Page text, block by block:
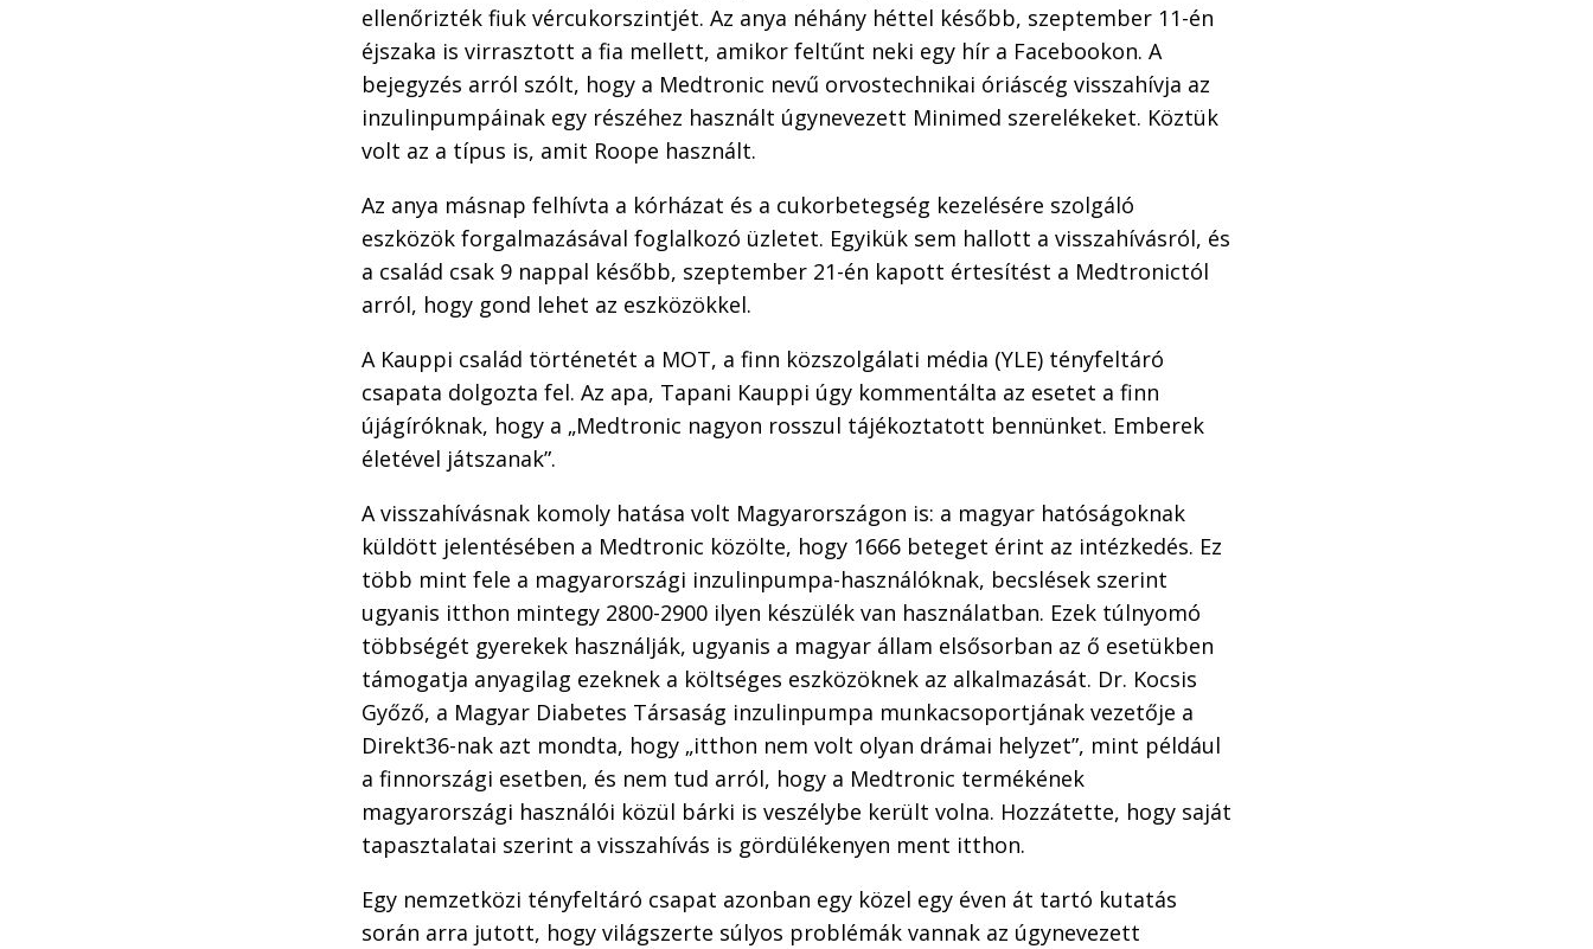
ellenőrizték fiuk vércukorszintjét. Az anya néhány héttel később, szeptember 11-én
éjszaka is virrasztott a fia mellett, amikor feltűnt neki egy hír a Facebookon. A
bejegyzés arról szólt, hogy a Medtronic nevű orvostechnikai óriáscég visszahívja az
inzulinpumpáinak egy részéhez használt úgynevezett Minimed szerelékeket. Köztük
volt az a típus is, amit Roope használt.
Az anya másnap felhívta a kórházat és a cukorbetegség kezelésére szolgáló
eszközök forgalmazásával foglalkozó üzletet. Egyikük sem hallott a visszahívásról, és
a család csak 9 nappal később, szeptember 21-én kapott értesítést a Medtronictól
arról, hogy gond lehet az eszközökkel.
A Kauppi család történetét a MOT, a finn közszolgálati média (YLE) tényfeltáró
csapata dolgozta fel. Az apa, Tapani Kauppi úgy kommentálta az esetet a finn
újágíróknak, hogy a „Medtronic nagyon rosszul tájékoztatott bennünket. Emberek
életével játszanak”.
A visszahívásnak komoly hatása volt Magyarországon is: a magyar hatóságoknak
küldött jelentésében a Medtronic közölte, hogy 1666 beteget érint az intézkedés. Ez
több mint fele a magyarországi inzulinpumpa-használóknak, becslések szerint
ugyanis itthon mintegy 2800-2900 ilyen készülék van használatban. Ezek túlnyomó
többségét gyerekek használják, ugyanis a magyar állam elsősorban az ő esetükben
támogatja anyagilag ezeknek a költséges eszközöknek az alkalmazását. Dr. Kocsis
Győző, a Magyar Diabetes Társaság inzulinpumpa munkacsoportjának vezetője a
Direkt36-nak azt mondta, hogy „itthon nem volt olyan drámai helyzet”, mint például
a finnországi esetben, és nem tud arról, hogy a Medtronic termékének
magyarországi használói közül bárki is veszélybe került volna. Hozzátette, hogy saját
tapasztalatai szerint a visszahívás is gördülékenyen ment itthon.
Egy nemzetközi tényfeltáró csapat azonban egy közel egy éven át tartó kutatás
során arra jutott, hogy világszerte súlyos problémák vannak az úgynevezett